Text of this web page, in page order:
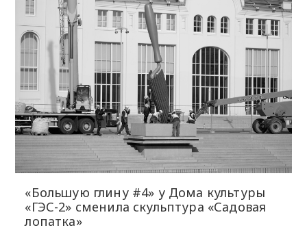
«Большую глину #4» у Дома культуры
«ГЭС-2» сменила скульптура «Садовая
лопатка»